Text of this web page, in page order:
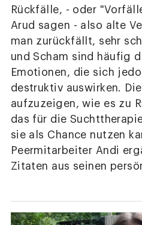
Rückfälle, - oder
Arud sagen - also alte
man zurückfällt, sehr
und Scham sind häufig
Emotionen, die sich
destruktiv auswirken.
aufzuzeigen, wie es zu
das für die
sie als Chance nutzen
Peermitarbeiter Andi
Zitaten aus seinen